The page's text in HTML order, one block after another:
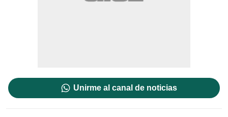
Unirme al canal de noticias